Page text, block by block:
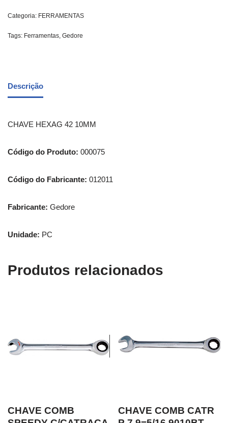
Categoria: FERRAMENTAS
Tags: Ferramentas Gedore
Descrição
CHAVE HEXAG 42 10MM
Código do Produto: 000075
Código do Fabricante: 012011
Fabricante: Gedore
Unidade: PC
Produtos relacionados
CHAVE COMB
CHAVE COMB CATR